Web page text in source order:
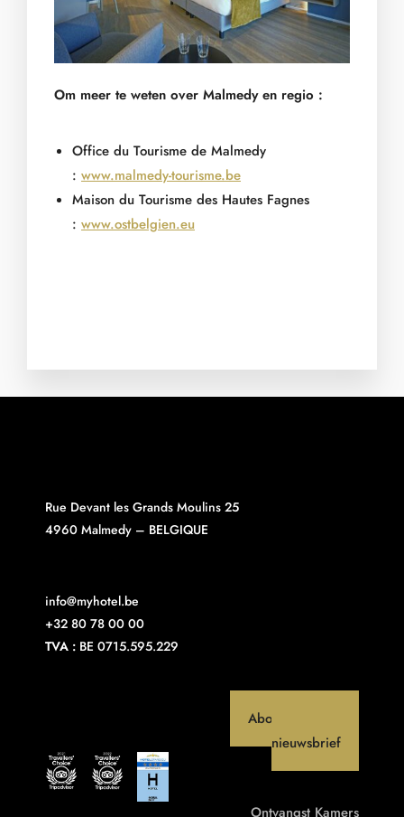
Om meer te weten over Malmedy en regio :
Office du Tourisme de Malmedy
: www.malmedy-tourisme.be
Maison du Tourisme des Hautes Fagnes
: www.ostbelgien.eu
Rue Devant les Grands Moulins 25
4960 Malmedy – BELGIQUE
info@myhotel.be
+32 80 78 00 00
TVA : BE 0715.595.229
Abonneer op onze
nieuwsbrief
Ontvangst Kamers